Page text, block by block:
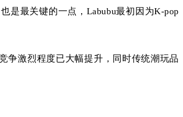
是最关键的一点，Labubu最初因为K-pop
争激烈程度已大幅提升，同时传统潮玩品